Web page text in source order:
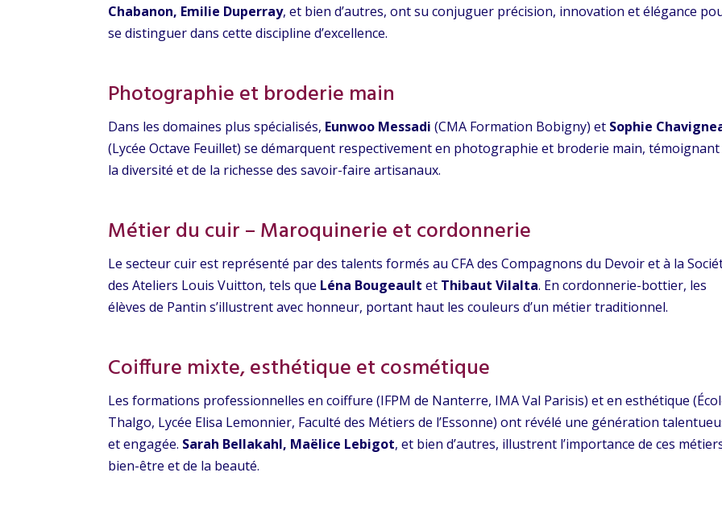
Chabanon, Emilie Duperray, et bien d’autres, ont su conjuguer précision, innovation et élégance
se distinguer dans cette discipline d’excellence.
Photographie et broderie main
Dans les domaines plus spécialisés, Eunwoo Messadi (CMA Formation Bobigny) et Sophie
(Lycée Octave Feuillet) se démarquent respectivement en photographie et broderie main, témoignant
la diversité et de la richesse des savoir-faire artisanaux.
Métier du cuir – Maroquinerie et cordonnerie
Le secteur cuir est représenté par des talents formés au CFA des Compagnons du Devoir et à la
des Ateliers Louis Vuitton, tels que Léna Bougeault et Thibaut Vilalta. En cordonnerie-bottier, les
élèves de Pantin s’illustrent avec honneur, portant haut les couleurs d’un métier traditionnel.
Coiffure mixte, esthétique et cosmétique
Les formations professionnelles en coiffure (IFPM de Nanterre, IMA Val Parisis) et en esthétique
Thalgo, Lycée Elisa Lemonnier, Faculté des Métiers de l’Essonne) ont révélé une génération
et engagée. Sarah Bellakahl, Maëlice Lebigot, et bien d’autres, illustrent l’importance de ces
bien-être et de la beauté.